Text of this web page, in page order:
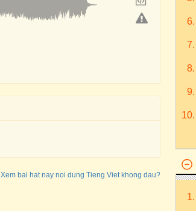
Xem bai hat nay noi dung Tieng Viet khong dau?